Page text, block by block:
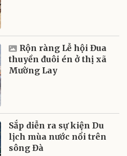
Rộn ràng Lễ hội Đua
thuyền đuôi én ở thị xã
Mường Lay
Sắp diễn ra sự kiện Du
lịch mùa nước nổi trên
sông Đà